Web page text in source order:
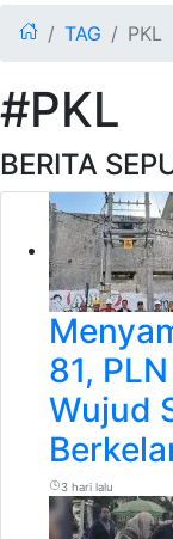
TAG PKL
#PKL
BERITA
81,
Wujud
3 hari lalu